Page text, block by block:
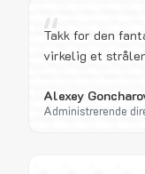
“
Takk for den
virkelig et
Alexey
Administrerende